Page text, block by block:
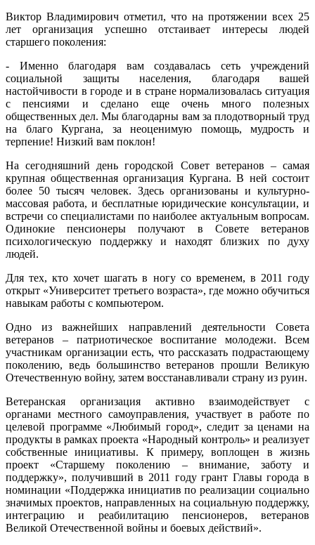
Виктор Владимирович отметил, что на протяжении всех 25
лет организация успешно отстаивает интересы людей
старшего поколения:
- Именно благодаря вам создавалась сеть учреждений
социальной защиты населения, благодаря вашей
настойчивости в городе и в стране нормализовалась ситуация
с пенсиями и сделано еще очень много полезных
общественных дел. Мы благодарны вам за плодотворный труд
на благо Кургана, за неоценимую помощь, мудрость и
терпение! Низкий вам поклон!
На сегодняшний день городской Совет ветеранов – самая
крупная общественная организация Кургана. В ней состоит
более 50 тысяч человек. Здесь организованы и культурно-
массовая работа, и бесплатные юридические консультации, и
встречи со специалистами по наиболее актуальным вопросам.
Одинокие пенсионеры получают в Совете ветеранов
психологическую поддержку и находят близких по духу
людей.
Для тех, кто хочет шагать в ногу со временем, в 2011 году
открыт «Университет третьего возраста», где можно обучиться
навыкам работы с компьютером.
Одно из важнейших направлений деятельности Совета
ветеранов – патриотическое воспитание молодежи. Всем
участникам организации есть, что рассказать подрастающему
поколению, ведь большинство ветеранов прошли Великую
Отечественную войну, затем восстанавливали страну из руин.
Ветеранская организация активно взаимодействует с
органами местного самоуправления, участвует в работе по
целевой программе «Любимый город», следит за ценами на
продукты в рамках проекта «Народный контроль» и реализует
собственные инициативы. К примеру, воплощен в жизнь
проект «Старшему поколению – внимание, заботу и
поддержку», получивший в 2011 году грант Главы города в
номинации «Поддержка инициатив по реализации социально
значимых проектов, направленных на социальную поддержку,
интеграцию и реабилитацию пенсионеров, ветеранов
Великой Отечественной войны и боевых действий».